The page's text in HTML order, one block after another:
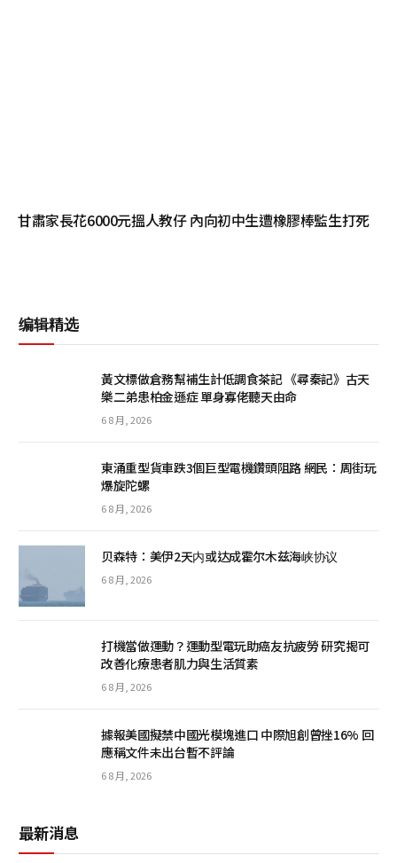
甘肅家長花6000元搵人教仔 內向初中生遭橡膠棒監生打死
编辑精选
黃文標做倉務幫補生計低調食茶記 《尋秦記》古天
樂二弟患柏金遜症 單身寡佬聽天由命
6 8 月, 2026
東涌重型貨車跌3個巨型電機鑽頭阻路 網民：周街玩
爆旋陀螺
6 8 月, 2026
贝森特：美伊2天内或达成霍尔木兹海峡协议
6 8 月, 2026
打機當做運動？運動型電玩助癌友抗疲勞 研究揭可
改善化療患者肌力與生活質素
6 8 月, 2026
據報美國擬禁中國光模塊進口 中際旭創曾挫16% 回
應稱文件未出台暫不評論
6 8 月, 2026
最新消息